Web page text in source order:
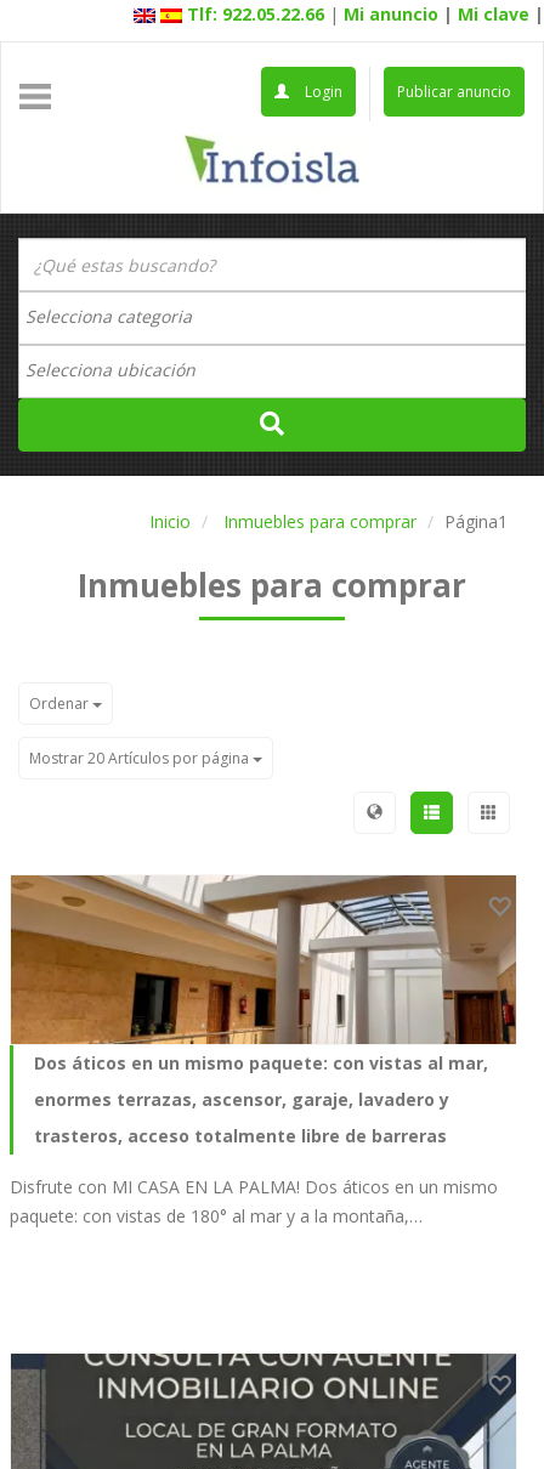
Tlf: 922.05.22.66 | Mi anuncio | Mi clave |
Publicar anuncio
Login
Inicio Inmuebles para comprar Página1
Inmuebles para comprar
Ordenar
Mostrar 20 Artículos por página
Dos áticos en un mismo paquete: con vistas al mar,
enormes terrazas, ascensor, garaje, lavadero y
trasteros, acceso totalmente libre de barreras
Disfrute con MI CASA EN LA PALMA! Dos áticos en un mismo
paquete: con vistas de 180° al mar y a la montaña,…